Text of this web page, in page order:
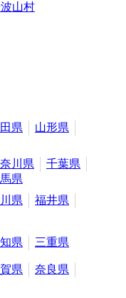
山村
県
山形県
川県
千葉県
県
県
福井県
県 三重県
県
奈良県